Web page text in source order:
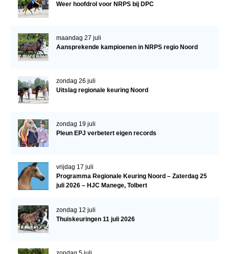
Verrichtingsonderzoek 2022-2023
Verrichtingsonderzoek 2020-2021
Sport
Paard te koop
CONTACT
REGIO'S
Regio Noord
Bestuur Regio Noord
Bestuur Regio Midden
Weer hoofdrol voor NRPS bij DPC
maandag 27 juli
Aansprekende kampioenen in NRPS regio Noord
zondag 26 juli
Uitslag regionale keuring Noord
zondag 19 juli
Pleun EPJ verbetert eigen records
vrijdag 17 juli
Programma Regionale Keuring Noord – Zaterdag 25
juli 2026 – HJC Manege, Tolbert
zondag 12 juli
Thuiskeuringen 11 juli 2026